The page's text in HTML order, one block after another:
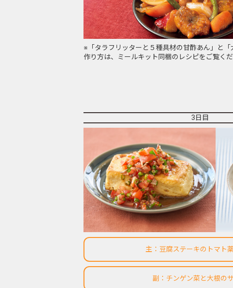
※「タラフリッターと５種具材の甘酢あん」と
作り方は、ミールキット同梱のレシピをご覧くだ
3日目
主：豆腐ステーキのトマト
副：チンゲン菜と大根の